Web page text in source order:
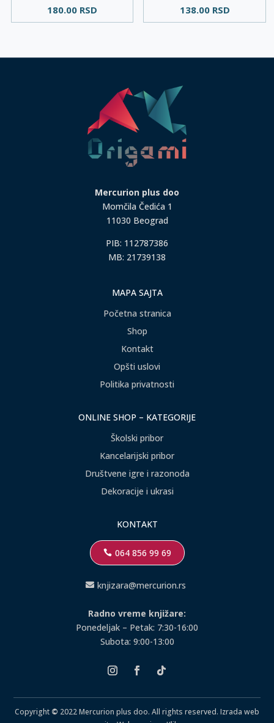
180.00RSD 138.00RSD
Mercurion plus doo
Momčila Čedića 1
11030 Beograd
PIB: 112787386
MB: 21739138
MAPA SAJTA
Početna stranica
Shop
Kontakt
Opšti uslovi
Politika privatnosti
ONLINE SHOP – KATEGORIJE
Školski pribor
Kancelarijski pribor
Društvene igre i razonoda
Dekoracije i ukrasi
KONTAKT
064 856 99 69
knjizara@mercurion.rs
Radno vreme knjižare:
Ponedeljak – Petak: 7:30-16:00
Subota: 9:00-13:00
Copyright © 2022 Mercurion plus doo. All rights reserved. Izrada web